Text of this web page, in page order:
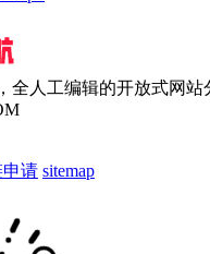
全人工编辑的开放式网
请 sitemap